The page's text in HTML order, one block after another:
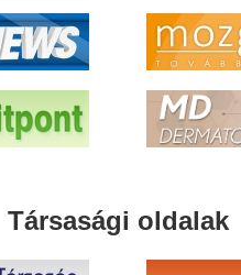
Társasági oldalak